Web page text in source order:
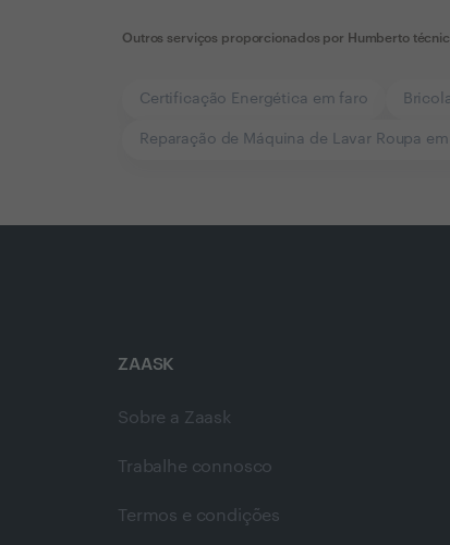
Outros serviços proporcionados por Humberto
Certificação Energética em faro
Reparação de Máquina de Lavar Roupa
ZAASK
Sobre a Zaask
Trabalhe connosco
Termos e condições